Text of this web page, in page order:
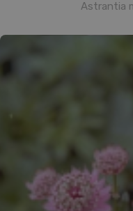
Astrantia